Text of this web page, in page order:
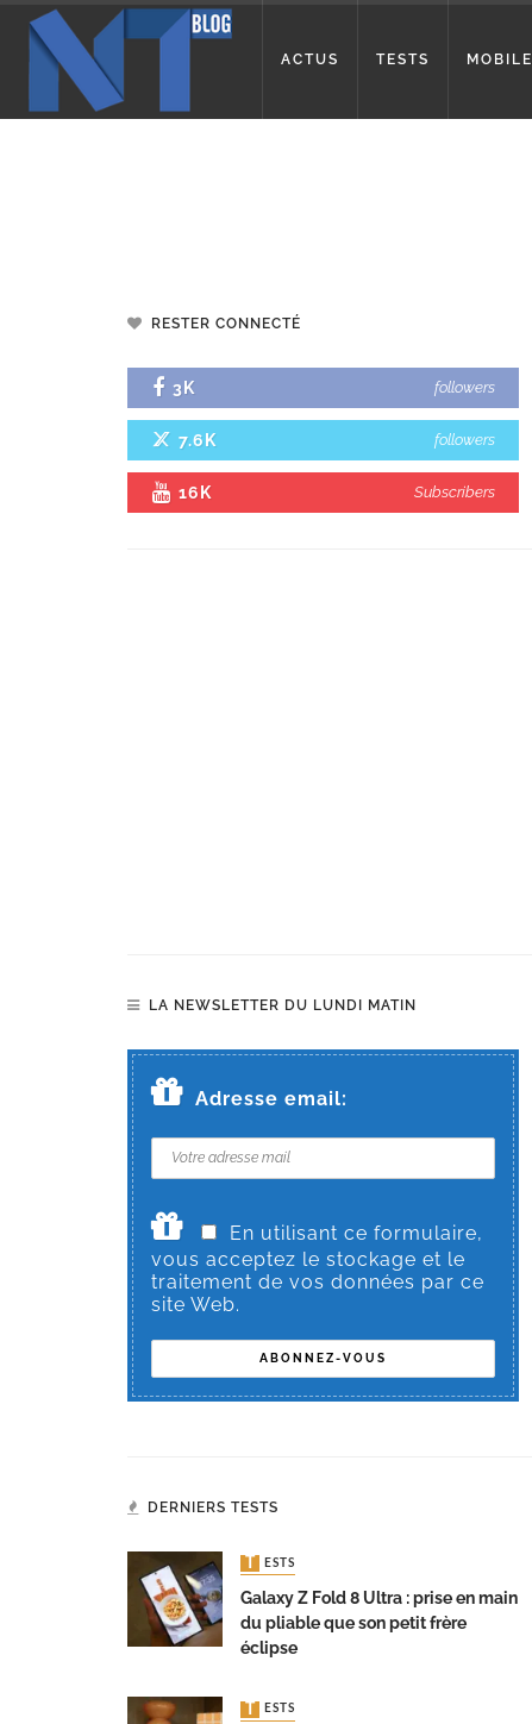
ACTUS TESTS MOBILE
RESTER CONNECTÉ
3K followers
7.6K followers
16K Subscribers
LA NEWSLETTER DU LUNDI MATIN
Adresse email:
En utilisant ce formulaire,
vous acceptez le stockage et le
traitement de vos données par ce
site Web.
DERNIERS TESTS
TESTS
Galaxy Z Fold 8 Ultra : prise en main
du pliable que son petit frère
éclipse
TESTS